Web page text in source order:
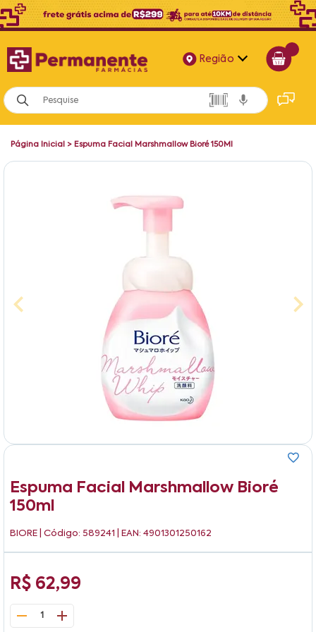
Região
Alagoas
Bahia
Página Inicial > Espuma Facial Marshmallow Bioré 150Ml
Espuma Facial Marshmallow Bioré
150ml
BIORE | Código: 589241 | EAN: 4901301250162
R$ 62,99
1